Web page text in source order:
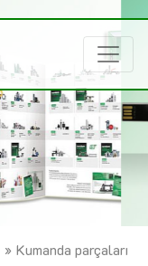
Kumanda parçaları